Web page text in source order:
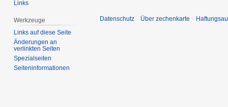
Links
Werkzeuge
Links auf diese Seite
Änderungen an
verlinkten Seiten
Spezialseiten
Seiten­­informationen
Datenschutz Über zechenkarte